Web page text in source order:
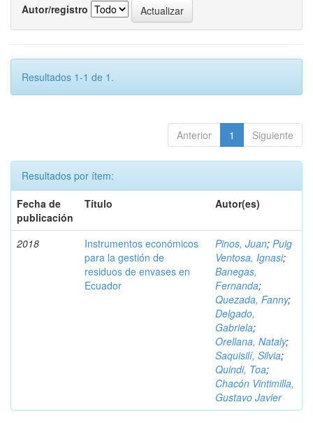
Autor/registro
Resultados 1-1 de 1.
Anterior 1 Siguiente
Resultados por ítem:
Fecha de
publicación
Título Autor(es)
2018
Instrumentos económicos
para la gestión de
residuos de envases en
Ecuador
Pinos, Juan; Puig
Ventosa, Ignasi;
Banegas,
Fernanda;
Quezada, Fanny;
Delgado,
Gabriela;
Orellana, Nataly;
Saquisilí, Silvia;
Quindi, Toa;
Chacón Vintimilla,
Gustavo Javier